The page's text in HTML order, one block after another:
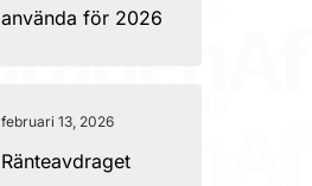
använda för 2026
februari 13, 2026
Ränteavdraget